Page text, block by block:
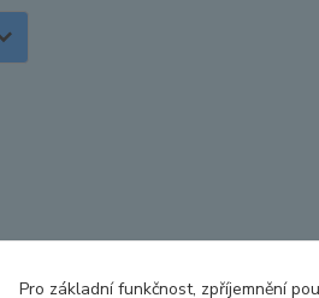
Pro základní funkčnost, zpříjemnění